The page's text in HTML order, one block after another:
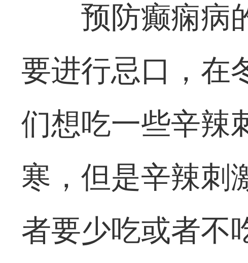
预防癫痫病
要进行忌口，在
们想吃一些辛辣
寒，但是辛辣刺
者要少吃或者不